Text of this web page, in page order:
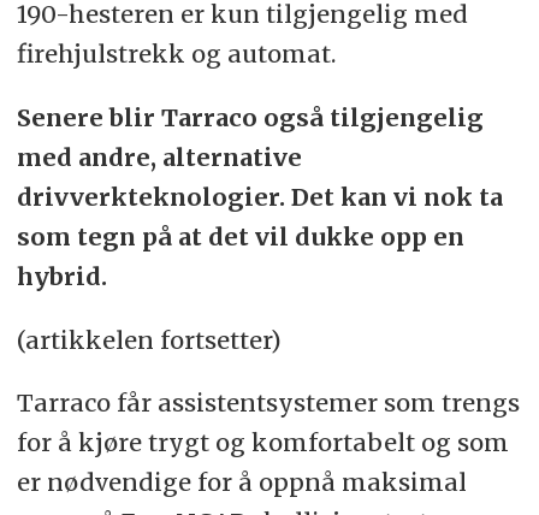
190-hesteren er kun tilgjengelig med
firehjulstrekk og automat.
Senere blir Tarraco også tilgjengelig
med andre, alternative
drivverkteknologier. Det kan vi nok ta
som tegn på at det vil dukke opp en
hybrid.
(artikkelen fortsetter)
Tarraco får assistentsystemer som trengs
for å kjøre trygt og komfortabelt og som
er nødvendige for å oppnå maksimal